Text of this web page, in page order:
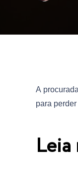
A
para
Leia